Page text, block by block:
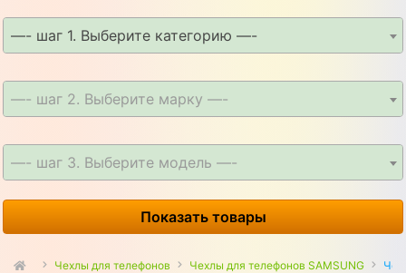
—- шаг 1. Выберите категорию —-
—- шаг 2. Выберите марку —-
—- шаг 3. Выберите модель —-
Показать товары
Чехлы для телефонов Чехлы для телефонов SAMSUNG